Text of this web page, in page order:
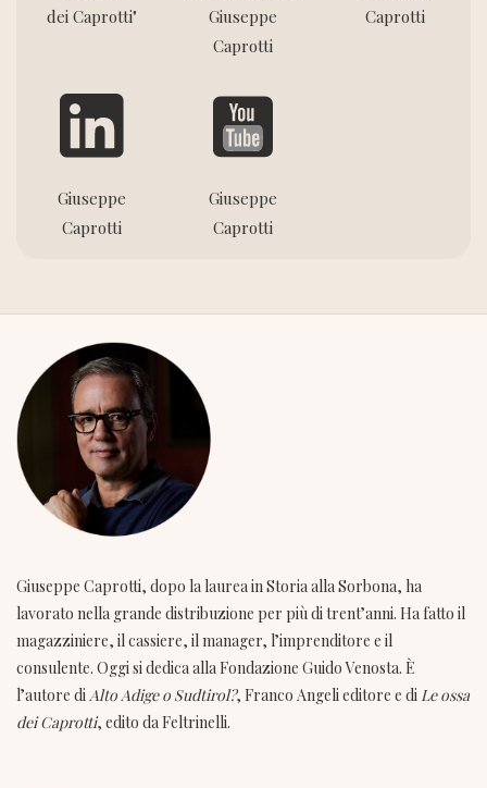
dei Caprotti"
Giuseppe
Caprotti
Caprotti
Giuseppe
Caprotti
Giuseppe
Caprotti
Giuseppe Caprotti, dopo la laurea in Storia alla Sorbona, ha
lavorato nella grande distribuzione per più di trent’anni. Ha fatto il
magazziniere, il cassiere, il manager, l’imprenditore e il
consulente. Oggi si dedica alla Fondazione Guido Venosta. È
l’autore diAlto Adige o Sudtirol?, Franco Angeli editore e di Le ossa
dei Caprotti, edito da Feltrinelli.